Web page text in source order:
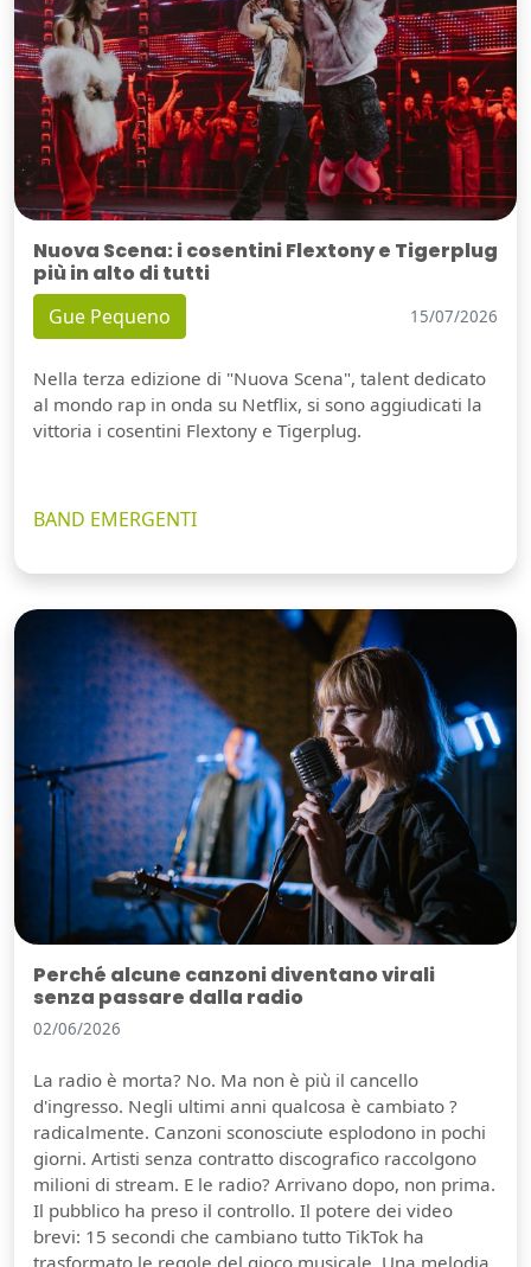
Nuova Scena: i cosentini Flextony e Tigerplug
più in alto di tutti
Gue Pequeno 15/07/2026
Nella terza edizione di "Nuova Scena", talent dedicato
al mondo rap in onda su Netflix, si sono aggiudicati la
vittoria i cosentini Flextony e Tigerplug.
BAND EMERGENTI
Perché alcune canzoni diventano virali
senza passare dalla radio
02/06/2026
La radio è morta? No. Ma non è più il cancello
d'ingresso. Negli ultimi anni qualcosa è cambiato ?
radicalmente. Canzoni sconosciute esplodono in pochi
giorni. Artisti senza contratto discografico raccolgono
milioni di stream. E le radio? Arrivano dopo, non prima.
Il pubblico ha preso il controllo. Il potere dei video
brevi: 15 secondi che cambiano tutto TikTok ha
trasformato le regole del gioco musicale. Una melodia